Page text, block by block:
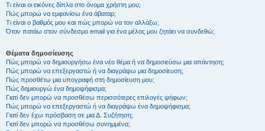
Τι είναι οι εικόνες δίπλα στο όνομα χρήστη μου;
Πώς μπορώ να εμφανίσω ένα άβαταρ;
Τι είναι ο βαθμός μου και πώς μπορώ να τον αλλάξω;
Όταν πατάω στον σύνδεσμο email για ένα μέλος μου ζητάει να συνδεθώ;
Θέματα δημοσίευσης
Πώς μπορώ να δημιουργήσω ένα νέο θέμα ή να δημοσιεύσω μια απάντηση;
Πώς μπορώ να επεξεργαστώ ή να διαγράψω μια δημοσίευση;
Πώς προσθέτω μια υπογραφή στη δημοσίευση μου;
Πώς δημιουργώ ένα δημοψήφισμα;
Γιατί δεν μπορώ να προσθέσω περισσότερες επιλογές ψήφων;
Πώς μπορώ να επεξεργαστώ ή να διαγράψω ένα δημοψήφισμα;
Γιατί δεν έχω πρόσβαση σε μια Δ. Συζήτηση;
Γιατί δεν μπορώ να προσθέσω συνημμένα;